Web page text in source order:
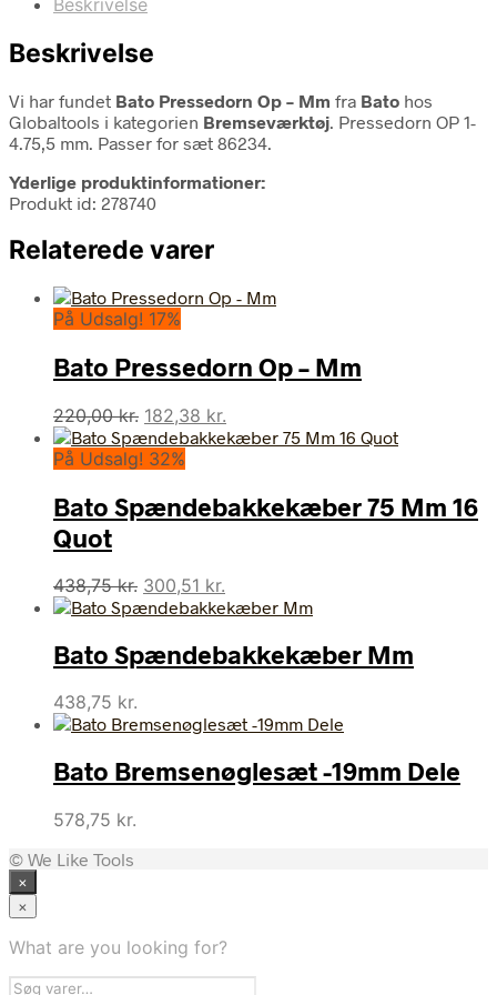
Beskrivelse
Beskrivelse
Vi har fundet Bato Pressedorn Op – Mm fra Bato hos
Globaltools i kategorien Bremseværktøj. Pressedorn OP 1-
4.75,5 mm. Passer for sæt 86234.
Yderlige produktinformationer:
Produkt id: 278740
Relaterede varer
På Udsalg! 17%
Bato Pressedorn Op – Mm
220,00kr. Den
oprindelige
pris
220,00 kr..
182,38 kr.
aktuelle
182,38 kr..
På Udsalg! 32%
Bato Spændebakkekæber 75 Mm 16
Quot
438,75kr. Den
oprindelige
var:
438,75 kr..
300,51 kr.
aktuelle
er:
300,51 kr..
Bato Spændebakkekæber Mm
438,75 kr.
Bato Bremsenøglesæt -19mm Dele
578,75 kr.
© We Like Tools
×
×
What are you looking for?